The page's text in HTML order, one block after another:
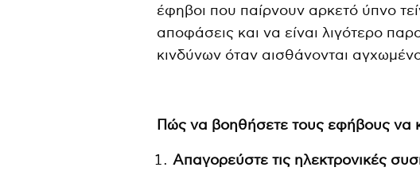
έφηβοι που παίρνουν αρκετό ύπνο
αποφάσεις και να είναι λιγότερο
κινδύνων όταν αισθάνονται
Πώς να βοηθήσετε τους εφήβους να
Απαγορεύστε τις ηλεκτρονικές